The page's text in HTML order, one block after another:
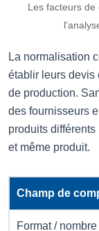
Les facteurs
La normalisation
établir leurs devis
de production.
des fournisseurs
produits
et même produit.
Champ de
Format /